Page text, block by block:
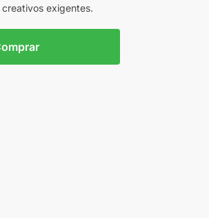
exigentes.